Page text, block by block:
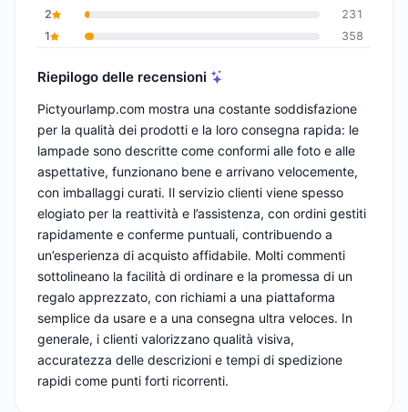
2
231
1
358
Riepilogo delle recensioni
Pictyourlamp.com mostra una costante soddisfazione
per la qualità dei prodotti e la loro consegna rapida: le
lampade sono descritte come conformi alle foto e alle
aspettative, funzionano bene e arrivano velocemente,
con imballaggi curati. Il servizio clienti viene spesso
elogiato per la reattività e l’assistenza, con ordini gestiti
rapidamente e conferme puntuali, contribuendo a
un’esperienza di acquisto affidabile. Molti commenti
sottolineano la facilità di ordinare e la promessa di un
regalo apprezzato, con richiami a una piattaforma
semplice da usare e a una consegna ultra veloces. In
generale, i clienti valorizzano qualità visiva,
accuratezza delle descrizioni e tempi di spedizione
rapidi come punti forti ricorrenti.